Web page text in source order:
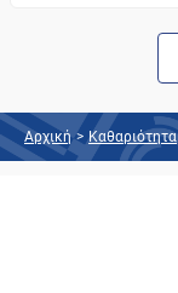
Αρχική > Καθαριότητα